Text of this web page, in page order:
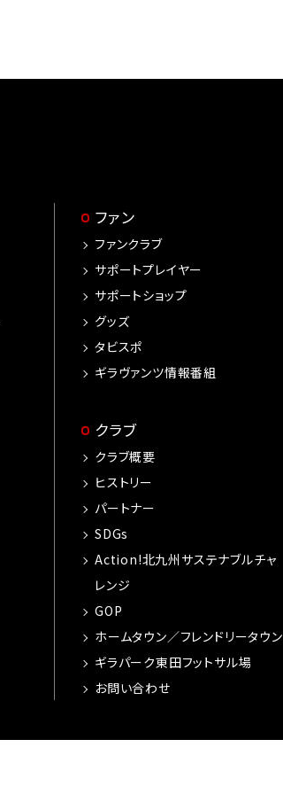
ファン
ファンクラブ
サポートプレイヤー
サポートショップ
グッズ
タビスポ
ギラヴァンツ情報番組
クラブ
クラブ概要
ヒストリー
パートナー
SDGs
Action!北九州サステナブルチャ
レンジ
GOP
ホームタウン／フレンドリータウン
ギラパーク東田フットサル場
お問い合わせ